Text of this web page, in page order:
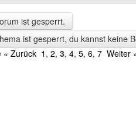
ist gesperrt.
ist gesperrt, du kannst keine
« Zurück 1 , 2, 3, 4, 5, 6, 7 Weiter